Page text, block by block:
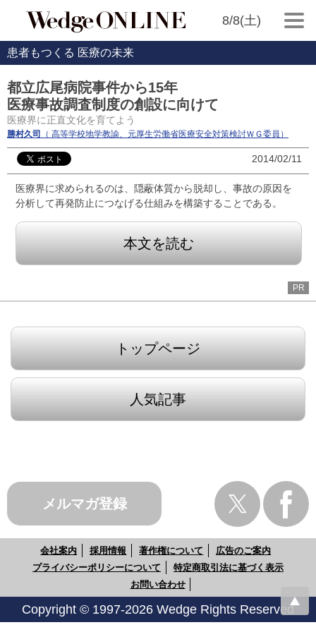
8/8(土)
患者もつくる 医療の未来
都立広尾病院事件から15年
医療事故調査制度の創設に向けて
医療界に正直文化を育てよう
勝村久司 （ 高等学校地学教諭、元厚生労働省医療安全対策検討ＷＧ委員）
2014/02/11
医療界に求められるのは、隠蔽体質から脱却し、事故の原因を
分析して再発防止につなげる仕組みを構築することである。
本文を読む
PR
トップページ
人気記事
メルマガ登録
会社案内 採用情報 著作権について
広告のご案内
プライバシーポリシーについて
特定商取引法に基づく表示
お問い合わせ
Copyright © 1997-2026 Wedge Rights Reserved